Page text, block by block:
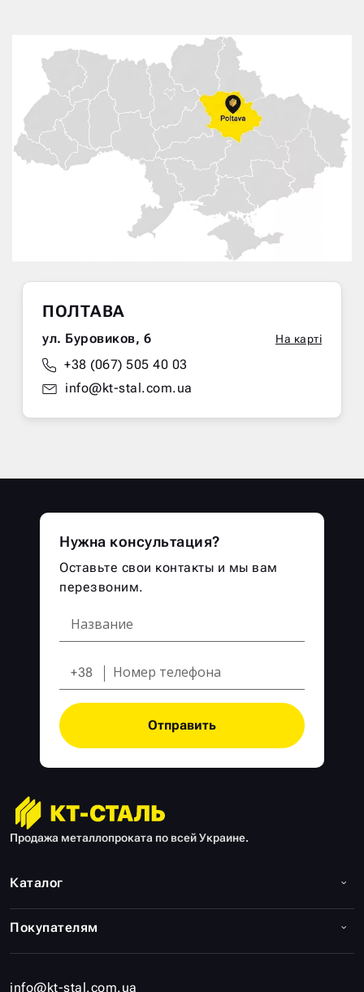
ПОЛТАВА
ул. Буровиков, 6 На карті
+38 (067) 505 40 03
info@kt-stal.com.ua
Продажа металлопроката по всей Украине.
info@kt-stal.com.ua
Каталог
Покупателям
Нужна консультация?
Оставьте свои контакты и мы вам
перезвоним.
+38
Отправить